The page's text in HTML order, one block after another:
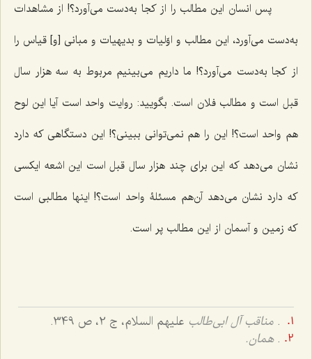
پس انسان این مطالب را از کجا به‌دست مى‌آورد؟! از مشاهدات
به‌دست مى‌آورد، این مطالب و اوّلیات و بدیهیات و مبانى [و] قیاس را
از کجا به‌دست مى‌آورد؟! ما داریم می‌بینیم مربوط به سه هزار سال
قبل است و مطالب فلان است. بگویید: روایت واحد است آیا این لوح
هم واحد است؟! این را هم نمى‌توانى ببینى؟! این دستگاهى که دارد
نشان مى‌دهد که این برای چند هزار سال قبل است این اشعه ایکسى
که دارد نشان مى‌دهد آن‌هم مسئلۀ واحد است؟! اینها مطالبى است
که زمین و آسمان از این مطالب پر است.
. مناقب آل ابی‌طالب علیهم السلام، ج 2، ص 349.
.همان.